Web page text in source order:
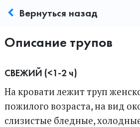
Вернуться назад
Описание трупов
СВЕЖИЙ (<1-2 ч)
На кровати лежит труп
пожилого возраста, на вид
слизистые бледные,